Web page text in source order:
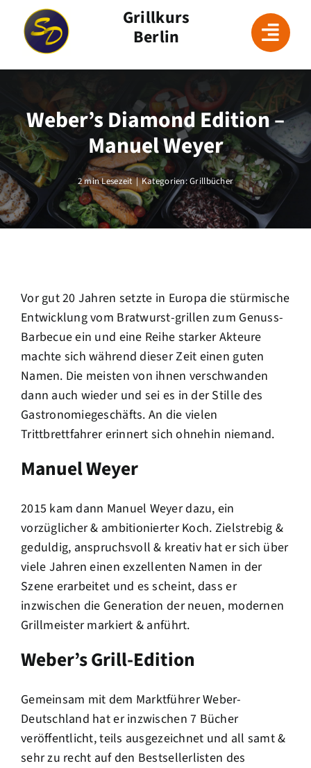
content
Grillkurs
Berlin
Weber’s Diamond Edition –
Manuel Weyer
2 min Lesezeit | Kategorien:Grillbücher
Vor gut 20 Jahren setzte in Europa die stürmische
Entwicklung vom Bratwurst-grillen zum Genuss-
Barbecue ein und eine Reihe starker Akteure
machte sich während dieser Zeit einen guten
Namen. Die meisten von ihnen verschwanden
dann auch wieder und sei es in der Stille des
Gastronomiegeschäfts. An die vielen
Trittbrettfahrer erinnert sich ohnehin niemand.
Manuel Weyer
2015 kam dann Manuel Weyer dazu, ein
vorzüglicher & ambitionierter Koch. Zielstrebig &
geduldig, anspruchsvoll & kreativ hat er sich über
viele Jahren einen exzellenten Namen in der
Szene erarbeitet und es scheint, dass er
inzwischen die Generation der neuen, modernen
Grillmeister markiert & anführt.
Weber’s Grill-Edition
Gemeinsam mit dem Marktführer Weber-
Deutschland hat er inzwischen 7 Bücher
veröffentlicht, teils ausgezeichnet und all samt &
sehr zu recht auf den Bestsellerlisten des